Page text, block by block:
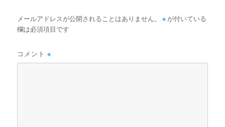
メールアドレスが公開されることはありません。 ※ が付いている
欄は必須項目です
コメント※